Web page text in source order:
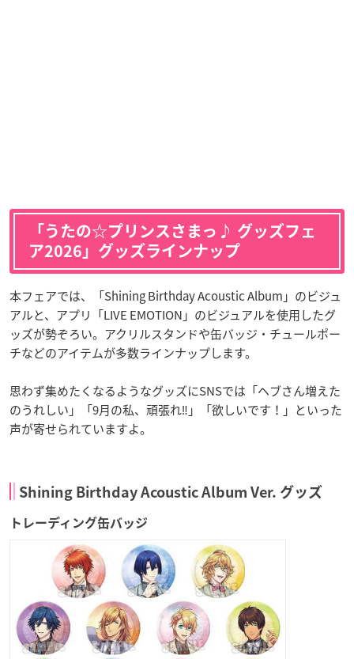
「うたの☆プリンスさまっ♪ グッズフェ
ア2026」グッズラインナップ
本フェアでは、「Shining Birthday Acoustic Album」のビジュ
アルと、アプリ「LIVE EMOTION」のビジュアルを使用したグ
ッズが勢ぞろい。アクリルスタンドや缶バッジ・チュールポー
チなどのアイテムが多数ラインナップします。
思わず集めたくなるようなグッズにSNSでは「ヘブさん増えた
のうれしい」「9月の私、頑張れ‼️」「欲しいです！」といった
声が寄せられていますよ。
Shining Birthday Acoustic Album Ver. グッズ
トレーディング缶バッジ